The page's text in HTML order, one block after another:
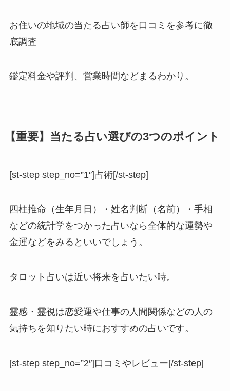
お住いの地域の当たる占い師を口コミを参考に徹
底調査
鑑定料金や評判、営業時間などまるわかり。
【重要】当たる占い選びの3つのポイント
[st-step step_no=”1″]占術[/st-step]
四柱推命（生年月日）・姓名判断（名前）・手相
などの統計学をつかった占いなら全体的な運勢や
金運などをみるといいでしょう。
タロット占いは近い将来を占いたい時。
霊感・霊視は恋愛運や仕事の人間関係などの人の
気持ちを知りたい時におすすめの占いです。
[st-step step_no=”2″]口コミやレビュー[/st-step]